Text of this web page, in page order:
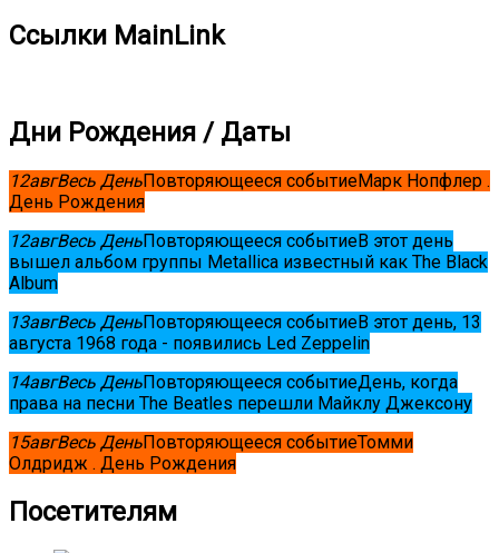
Ссылки MainLink
Дни Рождения / Даты
12авгВесь ДеньПовторяющееся событиеМарк Нопфлер .
День Рождения
12авгВесь ДеньПовторяющееся событиеВ этот день
вышел альбом группы Metallica известный как The Black
Album
13авгВесь ДеньПовторяющееся событиеВ этот день, 13
августа 1968 года - появились Led Zeppelin
14авгВесь ДеньПовторяющееся событиеДень, когда
права на песни The Beatles перешли Майклу Джексону
15авгВесь ДеньПовторяющееся событиеТомми
Олдридж . День Рождения
Посетителям